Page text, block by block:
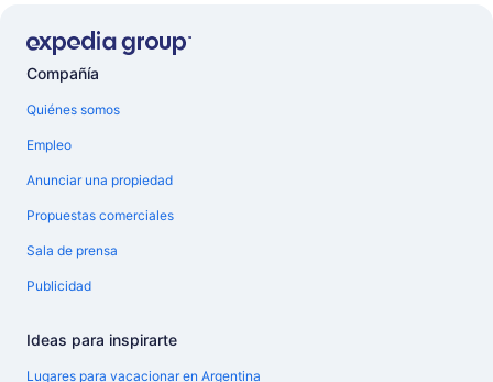
Compañía
Quiénes somos
Empleo
Anunciar una propiedad
Propuestas comerciales
Sala de prensa
Publicidad
Ideas para inspirarte
Lugares para vacacionar en Argentina